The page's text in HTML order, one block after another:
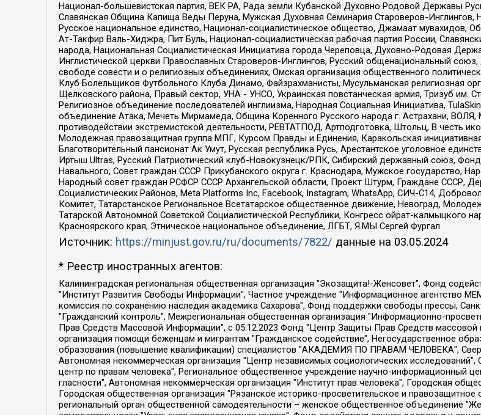
Национал-большевистская партия, ВЕК РА, Рада земли Кубанской Духовно Родовой Державы
Славянская Община Капища Веды Перуна, Мужская Духовная Семинария Староверов-
Русское национальное единство, Национал-социалистическое общество, Джамаат мувахидов,
Ат-Такфир Валь-Хиджра, Пит Буль, Национал-социалистическая рабочая партия России,
народа, Национальная Социалистическая Инициатива города Череповца, Духовно-Родовая
Инглистической церкви Православных Староверов-Инглингов, Русский общенациональный
свободе совести и о религиозных объединениях, Омская организация общественного
Клуб Болельщиков Футбольного Клуба Динамо, Файзрахманисты, Мусульманская религиозная
Щелковского района, Правый сектор, УНА - УНСО, Украинская повстанческая армия, Тризуб им.
Религиозное объединение последователей инглиизма, Народная Социальная Инициатива,
объединение Атака, Мечеть Мирмамеда, Община Коренного Русского народа г. Астрахани,
противодействии экстремистской деятельности, РЕВТАТПОД, Артподготовка, Штольц, В честь
Молодежная правозащитная группа МПГ, Курсом Правды и Единения, Каракольская
Благотворительный пансионат Ак Умут, Русская республика Русь, Арестантское уголовное
Иртыш Ultras, Русский Патриотический клуб-Новокузнецк/РПК, Сибирский державный союз,
Навального, Совет граждан СССР Прикубанского округа г. Краснодара, Мужское государство,
Народный совет граждан РСФСР СССР Архангельской области, Проект Штурм, Граждане СССР,
Социалистических Районов, Meta Platforms Inc, Facebook, Instagram, WhatsApp, СИЧ-С14,
Комитет, Татарстанское Региональное Всетатарское общественное движение, Невоград,
Татарской Автономной Советской Социалистической Республики, Конгресс ойрат-калмыцкого
Красноярского края, Этническое национальное объединение, ЛГБТ, Я.МЫ Сергей Фургал
Источник: https://minjust.gov.ru/ru/documents/7822/ данные на 03.05.2024
* Реестр иностранных агентов:
Калининградская региональная общественная организация "Экозащита!-Женсовет", Фонд содействия защите прав и свобод граждан "Общественный вердикт", Фонд "Институт Развития Свободы Информации", Частное учреждение "Информационное агентство МЕМО. РУ", Региональная общественная организация "Общественная комиссия по сохранению наследия академика Сахарова", Фонд поддержки свободы прессы, Санкт-Петербургская общественная правозащитная организация "Гражданский контроль", Межрегиональная общественная организация "Информационно-просветительский центр "Мемориал", Региональный Фонд "Центр Защиты Прав Средств Массовой Информации", с 05.12.2023 Фонд "Центр Защиты Прав Средств массовой информации", Региональная общественная благотворительная организация помощи беженцам и мигрантам "Гражданское содействие", Негосударственное образовательное учреждение дополнительного профессионального образования (повышение квалификации) специалистов "АКАДЕМИЯ ПО ПРАВАМ ЧЕЛОВЕКА", Свердловская региональная общественная организация "Сутяжник", Автономная некоммерческая организация "Центр независимых социологических исследований", Союз общественных объединений "Российский исследовательский центр по правам человека", Региональное общественное учреждение научно-информационный центр "МЕМОРИАЛ", Некоммерческая организация "Фонд защиты гласности", Автономная некоммерческая организация "Институт прав человека", Городская общественная организация "Екатеринбургское общество "МЕМОРИАЛ", Городская общественная организация "Рязанское историко-просветительское и правозащитное общество "Мемориал" (Рязанский Мемориал), Челябинский региональный орган общественной самодеятельности – женское общественное объединение "Женщины Евразии", Челябинский региональный орган общественной самодеятельности "Уральская правозащитная группа", Фонд содействия защите здоровья и социальной справедливости имени Андрея Рылькова, Автономная Некоммерческая Организация "Аналитический Центр Юрия Левады", Автономная некоммерческая организация социальной поддержки населения "Проект Апрель", Региональная общественная организация помощи женщинам и детям, находящимся в кризисной ситуации "Информационно-методический центр "Анна", Фонд содействия развитию массовых коммуникаций и правовому просвещению "Так-так-Так", Фонд содействия устойчивому развитию "Серебряная тайга", Свердловский региональный общественный фонд социальных проектов "Новое время", "Idel.Реалии", Кавказ.Реалии, Крым.Реалии, Телеканал Настоящее Время, Татаро-башкирская служба Радио Свобода (Azatliq Radiosi), Радио Свободная Европа/Радио Свобода (PCE/PC), "Сибирь.Реалии", "Фактограф", Благотворительный фонд помощи осужденным и их семьям, Автономная некоммерческая организация "Институт глобализации и социальных движений", Фонд "В защиту прав заключенных", Частное учреждение "Центр поддержки и содействия развитию средств массовой информации", Пензенский региональный общественный благотворительный фонд "Гражданский союз", "Север.Реалии", Некоммерческая организация Фонд "Правовая инициатива", Общество с ограниченной ответственностью "Радио Свободная Европа/Радио Свобода", Чешское информационное агентство "MEDIUM-ORIENT", Красноярская региональная общественная организация "Мы против СПИДа", Камалягин Денис Николаевич, Маркелов Сергей Евгеньевич, Пономарев Лев Александрович, Савицкая Людмила Алексеевна, Автономная некоммерческая организация "Центр по работе с проблемой насилия "НАСИЛИЮ.НЕТ", Межрегиональный профессиональный союз работников здравоохранения "Альянс врачей", Юридическое лицо, зарегистрированное в Латвийской Республике, SIA "Medusa Project" (регистрационный номер 40103797863, дата регистрации 10.06.2014), Некоммерческая организация "Фонд по борьбе с коррупцией", Автономная некоммерческая организация "Институт права и публичной политики", Баданин Роман Сергеевич, Гликин Максим Александрович, Железнова Мария Михайловна, Лукьянова Юлия Сергеевна, Маетная Елизавета Витальевна, Маняхин Петр Борисович, Чуракова Ольга Владимировна, Ярош Юлия Петровна, Юридическое лицо "The Insider SIA", зарегистрированное в Риге, Латвийская Республика (дата регистрации 26.06.2015), являющееся администратором доменного имени интернет-издания "The Insider SIA", https://theins.ru, Постернак Алексей Евгеньевич, Рубин Михаил Аркадьевич, Анин Роман Александрович, Юридическое лицо Istories fonds, зарегистрированное в Латвийской Республике (регистрационный номер 50008295751, дата регистрации 24.02.2020), Великовский Дмитрий Александрович, Долинина Ирина Николаевна, Мароховская Алеся Алексеевна, Шлейнов Роман Юрьевич, Шмагун Олеся Валентиновна, Общество с ограниченной ответственностью "Альтаир 2021", Общество с ограниченной ответственностью "Вега 2021", Общество с ограниченной ответственностью "Главный редактор 2021", Общество с ограниченной ответственностью "Ромашки монолит", Важенков Артем Валерьевич, Ивановская областная общественная организация "Центр гендерных исследований", Гурман Юрий Альбертович, Медиапроект "ОВД-Инфо", Егоров Владимир Владимирович, Жилинский Владимир Александрович, Общество с ограниченной ответственностью "ЗП", Иванова София Юрьевна, Карезина Инна Павловна, Кильтау Екатерина Викторовна, Петров Алексей Викторович, Пискунов Сергей Евгеньевич, Смирнов Сергей Сергеевич, Тихонов Михаил Сергеевич, Общество с ограниченной ответственностью "ЖУРНАЛИСТ-ИНОСТРАННЫЙ АГЕНТ", Арапова Галина Юрьевна, Вольтская Татьяна Анатольевна, Американская компания "Mason G.E.S. Anonymous Foundation" (США), являющаяся владельцем интернет-издания https://mnews.world/, Компания "Stichting Bellingcat", зарегистрированная в Нидерландах (дата регистрации 11.07.2018), Захаров Андрей Вячеславович, Клепиковская Екатерина Дмитриевна, Общество с ограниченной ответственностью "МЕМО", Перл Роман Александрович, Симонов Евгений Алексеевич, Соловьева Елена